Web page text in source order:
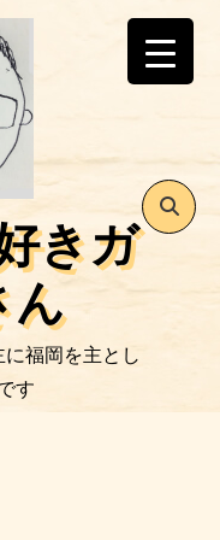
きガ
ん
福岡を主とし
す